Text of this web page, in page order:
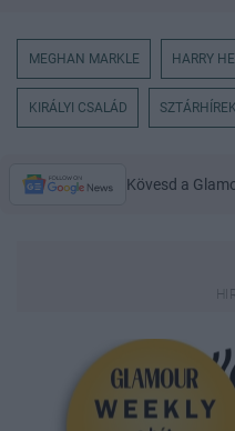
MEGHAN MARKLE HARRY
KIRÁLYI CSALÁD SZTÁRHÍREK
Kövesd a